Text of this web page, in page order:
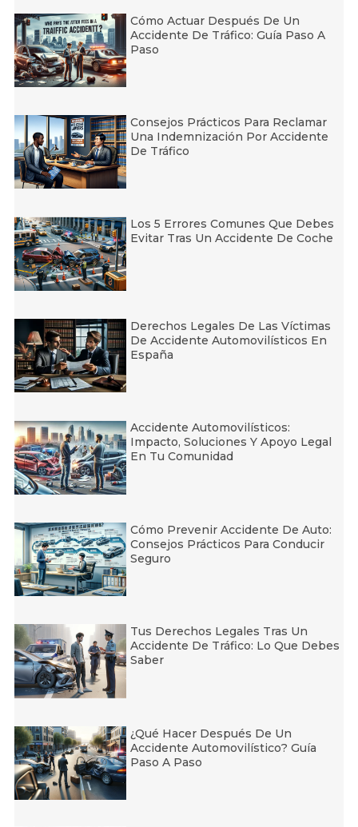
Cómo Actuar Después De Un
Accidente De Tráfico: Guía Paso A
Paso
Consejos Prácticos Para Reclamar
Una Indemnización Por Accidente
De Tráfico
Los 5 Errores Comunes Que Debes
Evitar Tras Un Accidente De Coche
Derechos Legales De Las Víctimas
De Accidente Automovilísticos En
España
Accidente Automovilísticos:
Impacto, Soluciones Y Apoyo Legal
En Tu Comunidad
Cómo Prevenir Accidente De Auto:
Consejos Prácticos Para Conducir
Seguro
Tus Derechos Legales Tras Un
Accidente De Tráfico: Lo Que Debes
Saber
¿Qué Hacer Después De Un
Accidente Automovilístico? Guía
Paso A Paso